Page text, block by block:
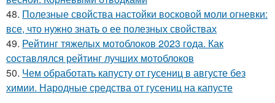
48. Полезные свойства настойки восковой моли огневки:
все, что нужно знать о ее полезных свойствах
49. Рейтинг тяжелых мотоблоков 2023 года. Как
составлялся рейтинг лучших мотоблоков
50. Чем обработать капусту от гусениц в августе без
химии. Народные средства от гусениц на капусте